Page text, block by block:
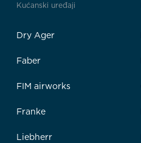
Kućanski uređaji
Dry Ager
Faber
FIM airworks
Franke
Liebherr